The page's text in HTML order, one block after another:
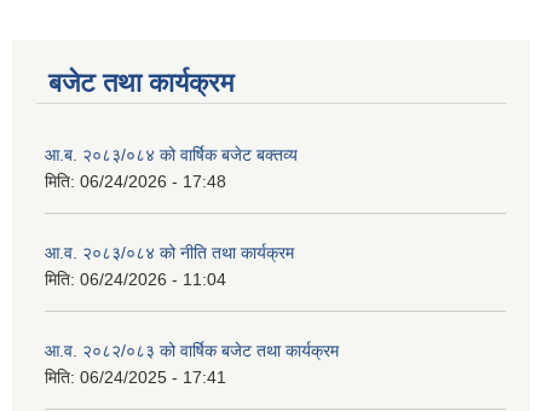
बजेट तथा कार्यक्रम
आ.ब. २०८३/०८४ को वार्षिक बजेट बक्तव्य
मिति: 06/24/2026 - 17:48
आ.व. २०८३/०८४ को नीति तथा कार्यक्रम
मिति: 06/24/2026 - 11:04
आ.व. २०८२/०८३ को वार्षिक बजेट तथा कार्यक्रम
मिति: 06/24/2025 - 17:41